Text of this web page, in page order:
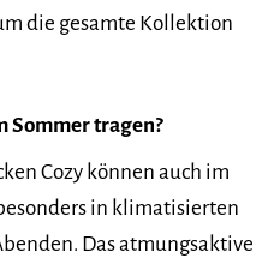
die gesamte Kollektion
Sommer tragen?
Cozy können auch im
in klimatisierten
Das atmungsaktive